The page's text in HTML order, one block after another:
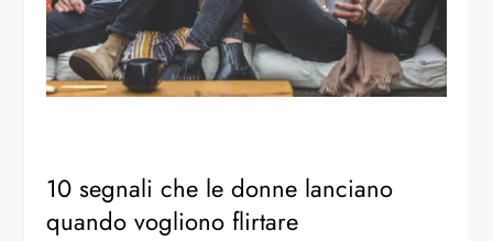
10 segnali che le donne lanciano
quando vogliono flirtare